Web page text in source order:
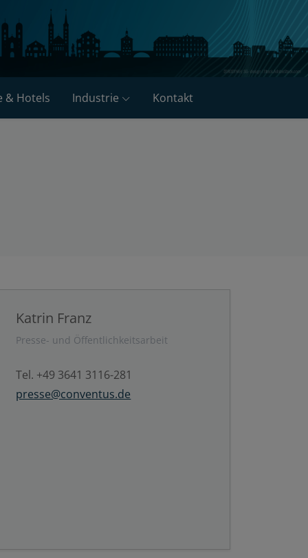
& Hotels Industrie Kontakt
Katrin Franz
Presse- und Öffentlichkeitsarbeit
Tel. +49 3641 3116-281
presse@conventus.de